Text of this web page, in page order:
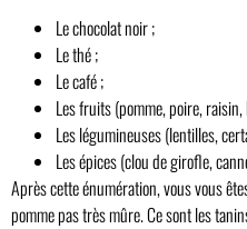
Le chocolat noir ;
Le thé ;
Le café ;
Les fruits (pomme, poire,
Les légumineuses (lentilles,
Les épices (clou de girofle,
Après cette énumération, vous vous
pomme pas très mûre. Ce sont les